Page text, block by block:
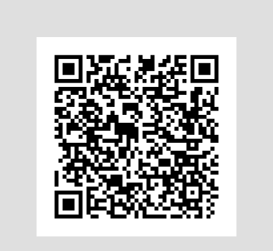
в обособленное водопользование для
гидроэнергетических нужд или нужд
обеспечения обороны с выдачей в
установленном порядке государственного
акта
Получение решения о предоставлении
участка лесного фонда для лесопользования
в целях проведения культурно-
оздоровительных, туристических, иных
рекреационных, спортивно-массовых,
физкультурно-оздоровительных или
спортивных мероприятий
Получение лицензии на осуществление